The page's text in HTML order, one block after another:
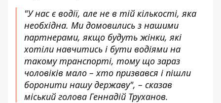
"У нас є водії, але не в тій кількості, яка
необхідна. Ми домовились з нашими
партнерами, якщо будуть жінки, які
хотіли навчитись і бути водіями на
такому транспорті, тому що зараз
чоловіків мало – хто призвався і пішли
боронити нашу державу", – сказав
міський голова Геннадій Труханов.